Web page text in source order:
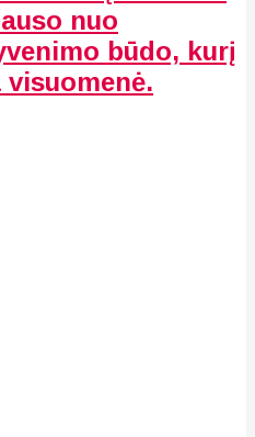
nuo
būdo, kurį